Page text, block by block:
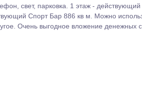
свет, парковка. 1 этаж -
Спорт Бар 886 кв м. Можно
Очень выгодное вложение денежных